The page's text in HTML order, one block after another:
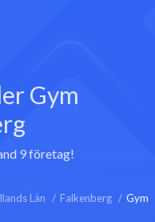
Gym
9 företag!
Län Falkenberg Gym